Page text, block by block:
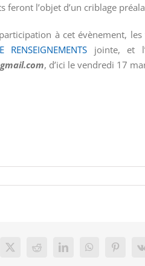
feront l’objet d’un criblage
à cet évènement,
RENSEIGNEMENTS jointe, et
, d’ici le vendredi 17
X Reddit LinkedInWhatsApp